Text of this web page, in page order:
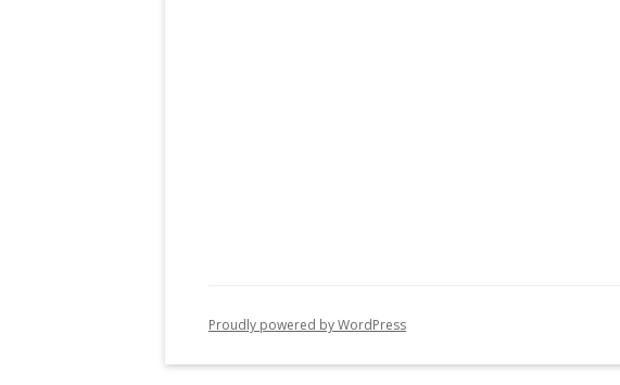
Proudly powered by WordPress